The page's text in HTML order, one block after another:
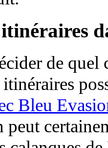
de
Bleu
peut